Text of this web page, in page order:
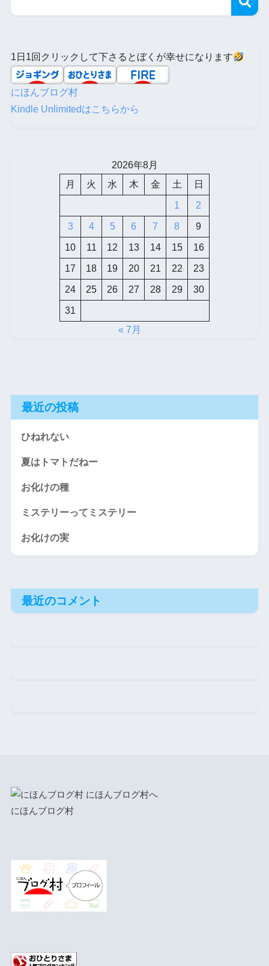
1日1回クリックして下さるとぼくが幸せになります
にほんブログ村
Kindle Unlimitedはこちらから
2026年8月
月
火 水 木 金 土 日
1 2
3 4 5 6 7 8 9
10 11 12 13 14 15 16
17 18 19 20 21 22 23
24 25 26 27 28 29 30
31
« 7月
最近の投稿
ひねれない
夏はトマトだねー
お化けの種
ミステリーってミステリー
お化けの実
最近のコメント
にほんブログ村